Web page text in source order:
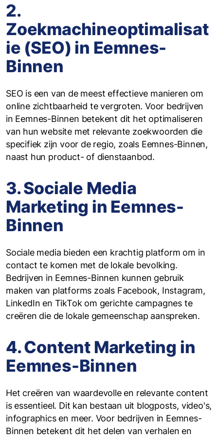
2.
Zoekmachineoptimalisat
ie (SEO) in Eemnes-
Binnen
SEO is een van de meest effectieve manieren om
online zichtbaarheid te vergroten. Voor bedrijven
in Eemnes-Binnen betekent dit het optimaliseren
van hun website met relevante zoekwoorden die
specifiek zijn voor de regio, zoals Eemnes-Binnen,
naast hun product- of dienstaanbod.
3. Sociale Media
Marketing in Eemnes-
Binnen
Sociale media bieden een krachtig platform om in
contact te komen met de lokale bevolking.
Bedrijven in Eemnes-Binnen kunnen gebruik
maken van platforms zoals Facebook, Instagram,
LinkedIn en TikTok om gerichte campagnes te
creëren die de lokale gemeenschap aanspreken.
4. Content Marketing in
Eemnes-Binnen
Het creëren van waardevolle en relevante content
is essentieel. Dit kan bestaan uit blogposts, video's,
infographics en meer. Voor bedrijven in Eemnes-
Binnen betekent dit het delen van verhalen en